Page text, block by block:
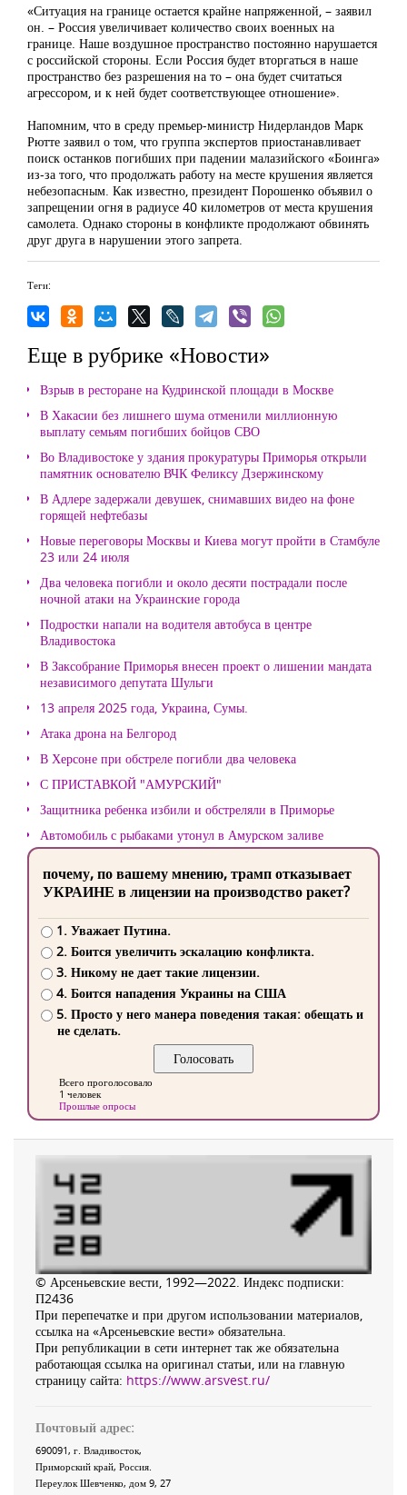
«Ситуация на границе остается крайне напряженной, – заявил
он. – Россия увеличивает количество своих военных на
границе. Наше воздушное пространство постоянно нарушается
с российской стороны. Если Россия будет вторгаться в наше
пространство без разрешения на то – она будет считаться
агрессором, и к ней будет соответствующее отношение».
Напомним, что в среду премьер-министр Нидерландов Марк
Рютте заявил о том, что группа экспертов приостанавливает
поиск останков погибших при падении малазийского «Боинга»
из-за того, что продолжать работу на месте крушения является
небезопасным. Как известно, президент Порошенко объявил о
запрещении огня в радиусе 40 километров от места крушения
самолета. Однако стороны в конфликте продолжают обвинять
друг друга в нарушении этого запрета.
Теги:
Еще в рубрике «Новости»
Взрыв в ресторане на Кудринской площади в Москве
В Хакасии без лишнего шума отменили миллионную
выплату семьям погибших бойцов СВО
Во Владивостоке у здания прокуратуры Приморья открыли
памятник основателю ВЧК Феликсу Дзержинскому
В Адлере задержали девушек, снимавших видео на фоне
горящей нефтебазы
Новые переговоры Москвы и Киева могут пройти в Стамбуле
23 или 24 июля
Два человека погибли и около десяти пострадали после
ночной атаки на Украинские города
Подростки напали на водителя автобуса в центре
Владивостока
В Заксобрание Приморья внесен проект о лишении мандата
независимого депутата Шульги
13 апреля 2025 года, Украина, Сумы.
Атака дрона на Белгород
В Херсоне при обстреле погибли два человека
С ПРИСТАВКОЙ "АМУРСКИЙ"
Защитника ребенка избили и обстреляли в Приморье
Автомобиль с рыбаками утонул в Амурском заливе
почему, по вашему мнению, трамп отказывает
УКРАИНЕ в лицензии на производство ракет?
1. Уважает Путина.
2. Боится увеличить эскалацию конфликта.
3. Никому не дает такие лицензии.
4. Боится нападения Украины на США
5. Просто у него манера поведения такая: обещать и
не сделать.
Всего проголосовало
1 человек
Прошлые опросы
© Арсеньевские вести, 1992—2022. Индекс подписки:
П2436
При перепечатке и при другом использовании материалов,
ссылка на «Арсеньевские вести» обязательна.
При републикации в сети интернет так же обязательна
работающая ссылка на оригинал статьи, или на главную
страницу сайта: https://www.arsvest.ru/
Почтовый адрес:
690091, г. Владивосток,
Приморский край, Россия
Переулок Шевченко, дом 9, 27